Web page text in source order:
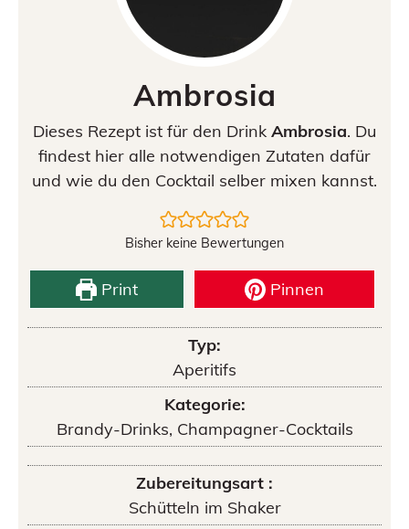
Ambrosia
Dieses Rezept ist für den Drink Ambrosia. Du
findest hier alle notwendigen Zutaten dafür
und wie du den Cocktail selber mixen kannst.
Bisher keine Bewertungen
Print Pinnen
Typ:
Aperitifs
Kategorie:
Brandy-Drinks, Champagner-Cocktails
Zubereitungsart :
Schütteln im Shaker